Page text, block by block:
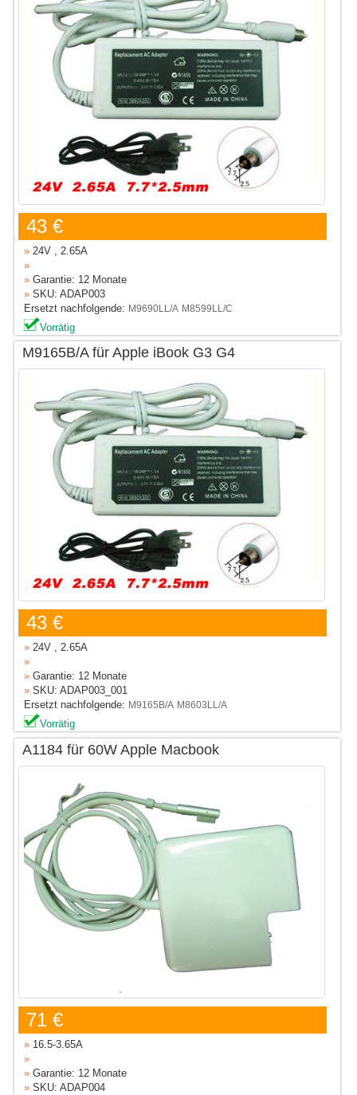
43 €
» 24V , 2.65A
»
» Garantie: 12 Monate
» SKU: ADAP003
Ersetzt nachfolgende: M9690LL/A M8599LL/C
Vorrätig
M9165B/A für Apple iBook G3 G4
43 €
» 24V , 2.65A
»
» Garantie: 12 Monate
» SKU: ADAP003_001
Ersetzt nachfolgende: M9165B/A M8603LL/A
Vorrätig
A1184 für 60W Apple Macbook
71 €
» 16.5-3.65A
»
» Garantie: 12 Monate
» SKU: ADAP004